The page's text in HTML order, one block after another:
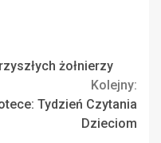
żołnierzy
Kolejny:
Tydzień Czytania
Dzieciom